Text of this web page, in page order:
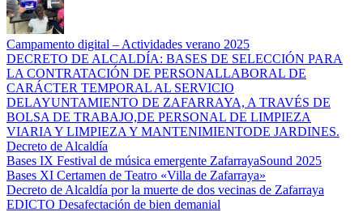
Campamento digital – Actividades verano 2025
DECRETO DE ALCALDÍA: BASES DE SELECCIÓN PARA
LA CONTRATACIÓN DE PERSONALLABORAL DE
CARÁCTER TEMPORAL AL SERVICIO
DELAYUNTAMIENTO DE ZAFARRAYA, A TRAVÉS DE
BOLSA DE TRABAJO,DE PERSONAL DE LIMPIEZA
VIARIA Y LIMPIEZA Y MANTENIMIENTODE JARDINES.
Decreto de Alcaldía
Bases IX Festival de música emergente ZafarrayaSound 2025
Bases XI Certamen de Teatro «Villa de Zafarraya»
Decreto de Alcaldía por la muerte de dos vecinas de Zafarraya
EDICTO Desafectación de bien demanial